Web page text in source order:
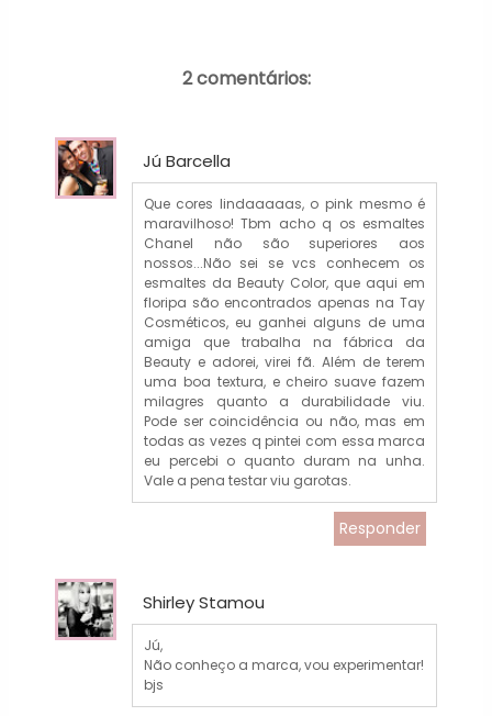
2 comentários:
Jú Barcella
Que cores lindaaaaas, o pink mesmo é
maravilhoso! Tbm acho q os esmaltes
Chanel não são superiores aos
nossos...Não sei se vcs conhecem os
esmaltes da Beauty Color, que aqui em
floripa são encontrados apenas na Tay
Cosméticos, eu ganhei alguns de uma
amiga que trabalha na fábrica da
Beauty e adorei, virei fã. Além de terem
uma boa textura, e cheiro suave fazem
milagres quanto a durabilidade viu.
Pode ser coincidência ou não, mas em
todas as vezes q pintei com essa marca
eu percebi o quanto duram na unha.
Vale a pena testar viu garotas.
Responder
Shirley Stamou
Jú,
Não conheço a marca, vou experimentar!
bjs